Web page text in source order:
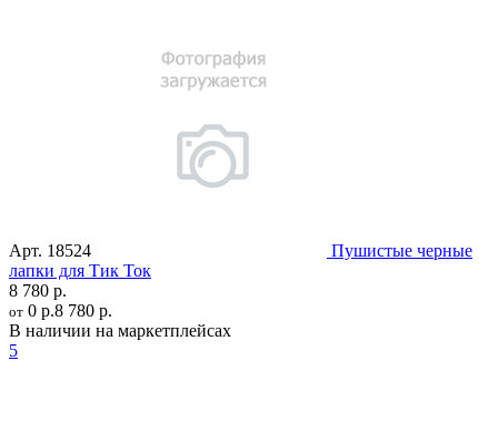
Арт. 18524
Пушистые черные
лапки для Тик Ток
8 780 р.
от 0 р.8 780 р.
В наличии на маркетплейсах
5